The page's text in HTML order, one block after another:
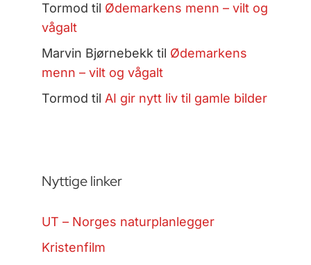
Tormod til Ødemarkens menn – vilt og
vågalt
Marvin Bjørnebekk til Ødemarkens
menn – vilt og vågalt
Tormod til AI gir nytt liv til gamle bilder
Nyttige linker
UT – Norges naturplanlegger
Kristenfilm